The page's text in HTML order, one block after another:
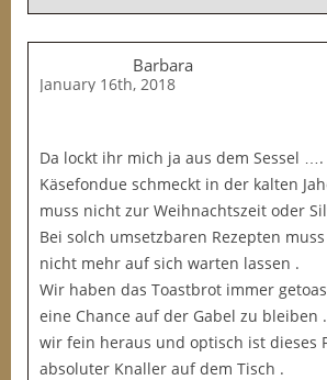
Barbara
January 16th, 2018
Da lockt ihr mich ja aus dem Sessel ….
Käsefondue schmeckt in der kalten
muss nicht zur Weihnachtszeit oder
Bei solch umsetzbaren Rezepten
nicht mehr auf sich warten lassen .
Wir haben das Toastbrot immer
eine Chance auf der Gabel zu bleiben
wir fein heraus und optisch ist dieses
absoluter Knaller auf dem Tisch .